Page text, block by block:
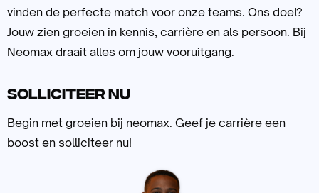
vinden de perfecte match voor onze teams. Ons doel?
Jouw zien groeien in kennis, carrière en als persoon. Bij
Neomax draait alles om jouw vooruitgang.
Solliciteer nu
Begin met groeien bij neomax. Geef je carrière een
boost en solliciteer nu!